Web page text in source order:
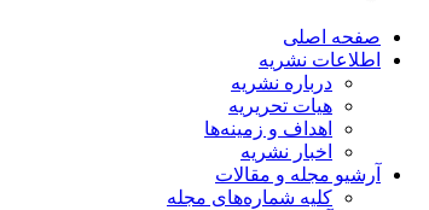
صفحه اصلی
اطلاعات نشریه
درباره نشریه
هیات تحریریه
اهداف و زمینه‌ها
اخبار نشریه
آرشیو مجله و مقالات
کلیه شماره‌های مجله